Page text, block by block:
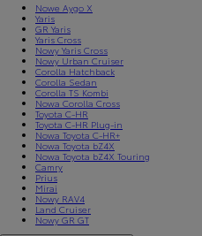
Nowe Aygo X
Yaris
GR Yaris
Yaris Cross
Nowy Yaris Cross
Nowy Urban Cruiser
Corolla Hatchback
Corolla Sedan
Corolla TS Kombi
Nowa Corolla Cross
Toyota C-HR
Toyota C-HR Plug-in
Nowa Toyota C-HR+
Nowa Toyota bZ4X
Nowa Toyota bZ4X Touring
Camry
Prius
Mirai
Nowy RAV4
Land Cruiser
Nowy GR GT